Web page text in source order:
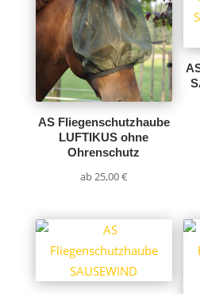
AS Fliegenschutzhaube
LUFTIKUS ohne
Ohrenschutz
ab 25,00€